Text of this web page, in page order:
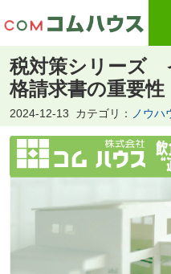
税対策シリーズ
格請求書の重要性
2024-12-13 カテゴリ： ノウハ